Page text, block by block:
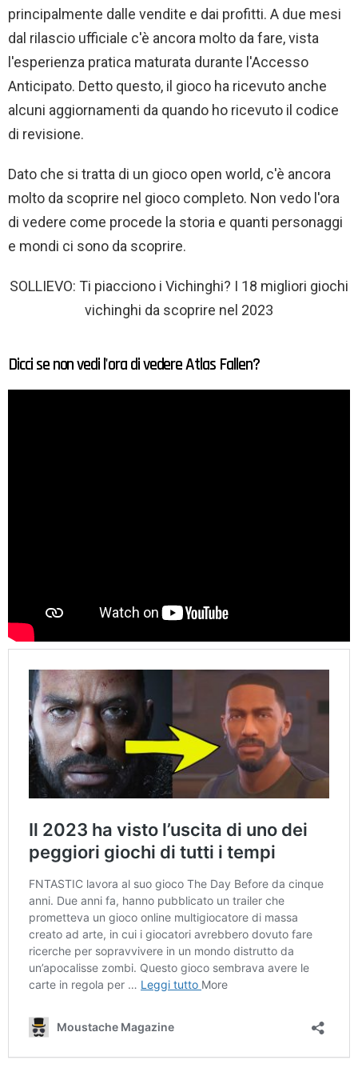
principalmente dalle vendite e dai profitti. A due mesi
dal rilascio ufficiale c'è ancora molto da fare, vista
l'esperienza pratica maturata durante l'Accesso
Anticipato. Detto questo, il gioco ha ricevuto anche
alcuni aggiornamenti da quando ho ricevuto il codice
di revisione.
Dato che si tratta di un gioco open world, c'è ancora
molto da scoprire nel gioco completo. Non vedo l'ora
di vedere come procede la storia e quanti personaggi
e mondi ci sono da scoprire.
SOLLIEVO: Ti piacciono i Vichinghi? I 18 migliori giochi
vichinghi da scoprire nel 2023
Dicci se non vedi l'ora di vedere Atlas Fallen?